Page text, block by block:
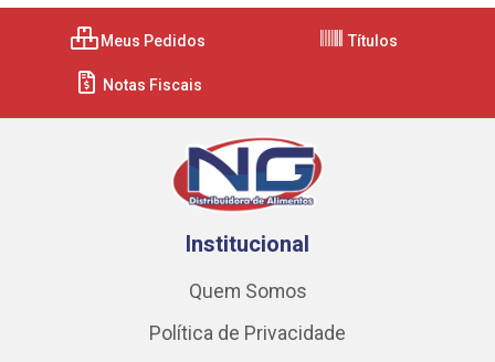
Meus Pedidos Títulos
Notas Fiscais
Institucional
Quem Somos
Política de Privacidade